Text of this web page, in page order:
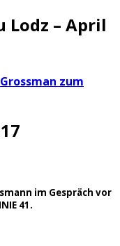
Lodz – April
zum
im Gespräch vor
41.